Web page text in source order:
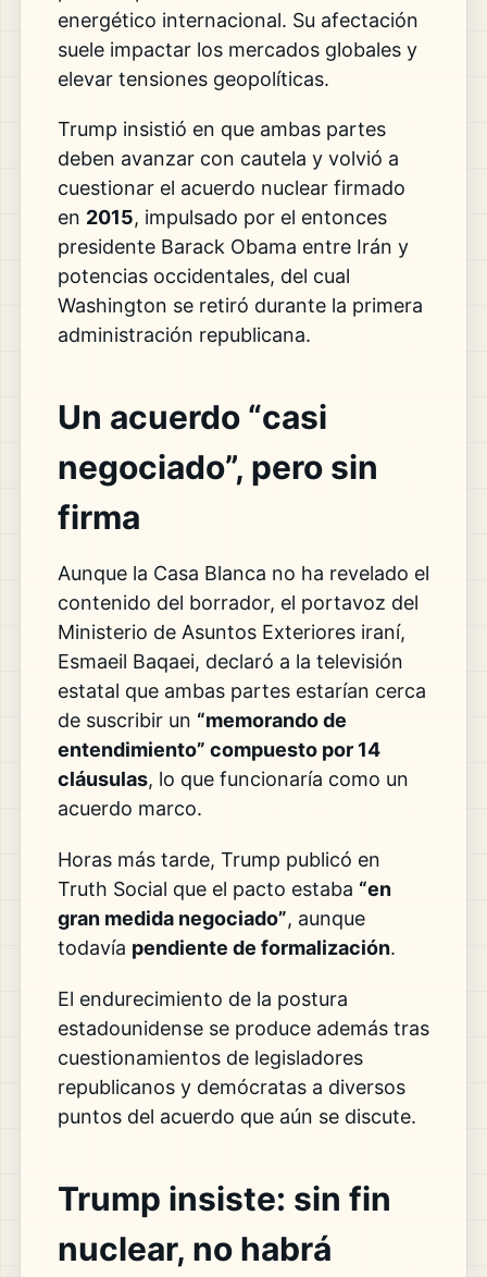
energético internacional. Su afectación
suele impactar los mercados globales y
elevar tensiones geopolíticas.
Trump insistió en que ambas partes
deben avanzar con cautela y volvió a
cuestionar el acuerdo nuclear firmado
en 2015, impulsado por el entonces
presidente Barack Obama entre Irán y
potencias occidentales, del cual
Washington se retiró durante la primera
administración republicana.
Un acuerdo “casi
negociado”, pero sin
firma
Aunque la Casa Blanca no ha revelado el
contenido del borrador, el portavoz del
Ministerio de Asuntos Exteriores iraní,
Esmaeil Baqaei, declaró a la televisión
estatal que ambas partes estarían cerca
de suscribir un “memorando de
entendimiento” compuesto por 14
cláusulas, lo que funcionaría como un
acuerdo marco.
Horas más tarde, Trump publicó en
Truth Social que el pacto estaba “en
gran medida negociado”, aunque
todavía pendiente de formalización.
El endurecimiento de la postura
estadounidense se produce además tras
cuestionamientos de legisladores
republicanos y demócratas a diversos
puntos del acuerdo que aún se discute.
Trump insiste: sin fin
nuclear, no habrá